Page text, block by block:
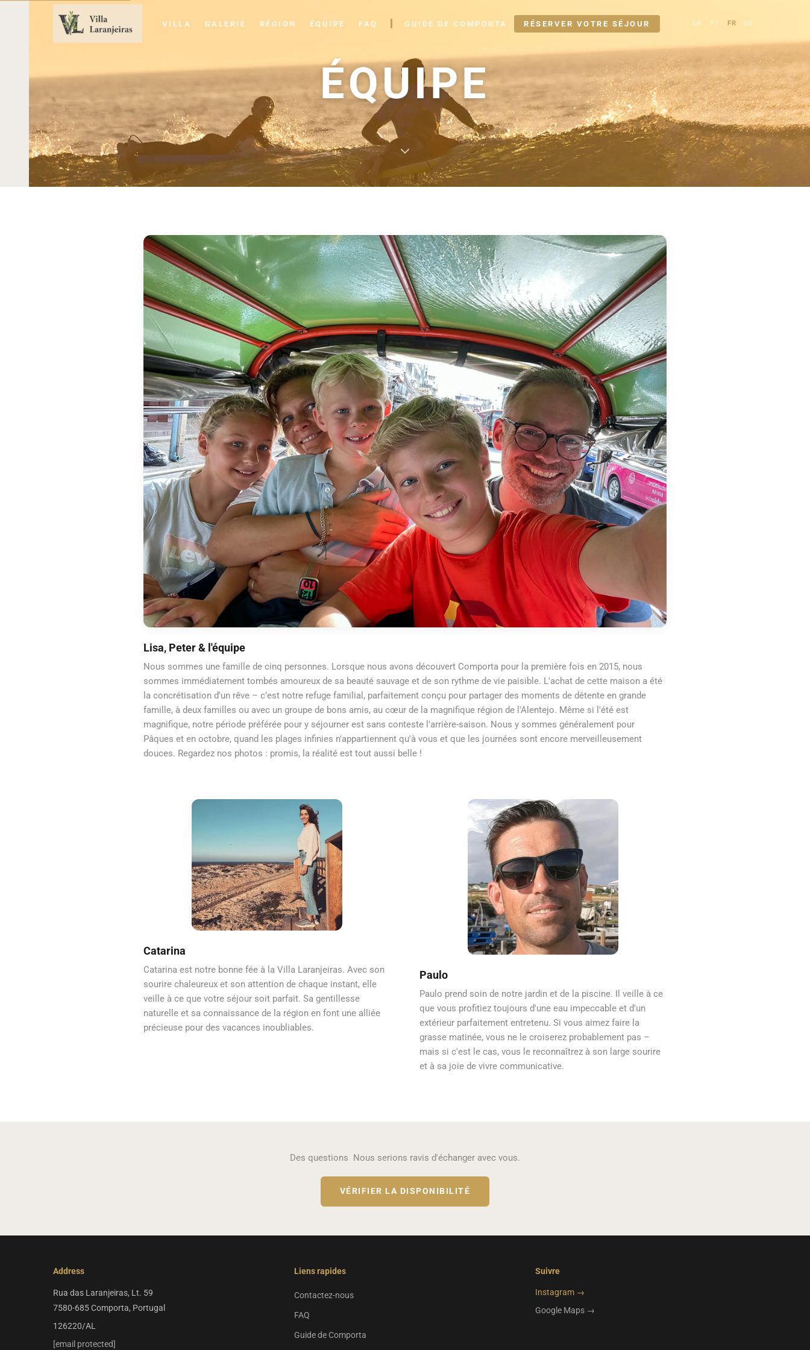
VILLA GALERIE RÉGION ÉQUIPE FAQ GUIDE DE COMPORTA RÉSERVER VOTRE SÉJOUR EN PT FR DE
ÉQUIPE
Lisa, Peter & l'équipe
Nous sommes une famille de cinq personnes. Lorsque nous avons découvert Comporta pour la première fois en 2015, nous
sommes immédiatement tombés amoureux de sa beauté sauvage et de son rythme de vie paisible. L'achat de cette maison a été
la concrétisation d'un rêve – c’est notre refuge familial, parfaitement conçu pour partager des moments de détente en grande
famille, à deux familles ou avec un groupe de bons amis, au cœur de la magnifique région de l'Alentejo. Même si l'été est
magnifique, notre période préférée pour y séjourner est sans conteste l'arrière-saison. Nous y sommes généralement pour
Pâques et en octobre, quand les plages infinies n'appartiennent qu'à vous et que les journées sont encore merveilleusement
douces. Regardez nos photos : promis, la réalité est tout aussi belle !
Catarina
Catarina est notre bonne fée à la Villa Laranjeiras. Avec son
sourire chaleureux et son attention de chaque instant, elle
veille à ce que votre séjour soit parfait. Sa gentillesse
naturelle et sa connaissance de la région en font une alliée
précieuse pour des vacances inoubliables.
Paulo
Paulo prend soin de notre jardin et de la piscine. Il veille à ce
que vous profitiez toujours d'une eau impeccable et d'un
extérieur parfaitement entretenu. Si vous aimez faire la
grasse matinée, vous ne le croiserez probablement pas –
mais si c'est le cas, vous le reconnaîtrez à son large sourire
et à sa joie de vivre communicative.
Des questions Nous serions ravis d'échanger avec vous.
VÉRIFIER LA DISPONIBILITÉ
Address
Rua das Laranjeiras, Lt. 59
7580-685 Comporta, Portugal
126220/AL
[email protected]
Liens rapides
Contactez-nous
FAQ
Guide de Comporta
Suivre
Instagram →
Google Maps →